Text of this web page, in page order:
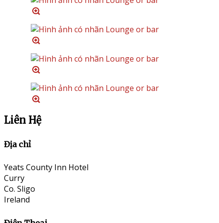
Liên Hệ
Địa chỉ
Yeats County Inn Hotel
Curry
Co. Sligo
Ireland